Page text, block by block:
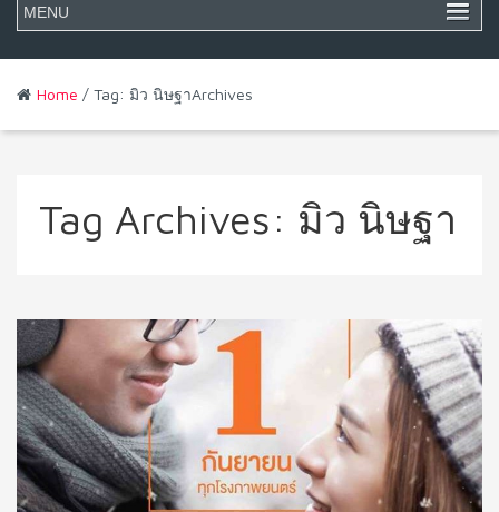
Home / Tag: มิว นิษฐาArchives
Tag Archives: มิว นิษฐา